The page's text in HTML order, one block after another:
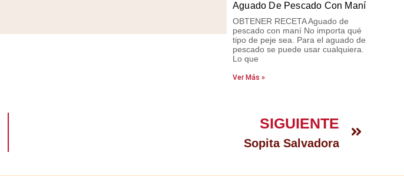
Aguado De Pescado Con Maní
OBTENER RECETA Aguado de
pescado con maní No importa qué
tipo de peje sea. Para el aguado de
pescado se puede usar cualquiera.
Lo que
Ver Más »
SIGUIENTE
Sopita Salvadora